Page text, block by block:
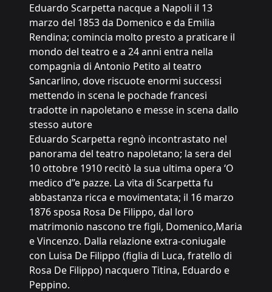
Eduardo Scarpetta nacque a Napoli il 13
marzo del 1853 da Domenico e da Emilia
Rendina; comincia molto presto a praticare il
mondo del teatro e a 24 anni entra nella
compagnia di Antonio Petito al teatro
Sancarlino, dove riscuote enormi successi
mettendo in scena le pochade francesi
tradotte in napoletano e messe in scena dallo
stesso autore
Eduardo Scarpetta regnò incontrastato nel
panorama del teatro napoletano; la sera del
10 ottobre 1910 recitò la sua ultima opera ‘O
medico d’’e pazze. La vita di Scarpetta fu
abbastanza ricca e movimentata; il 16 marzo
1876 sposa Rosa De Filippo, dal loro
matrimonio nascono tre figli, Domenico,Maria
e Vincenzo. Dalla relazione extra-coniugale
con Luisa De Filippo (figlia di Luca, fratello di
Rosa De Filippo) nacquero Titina, Eduardo e
Peppino.